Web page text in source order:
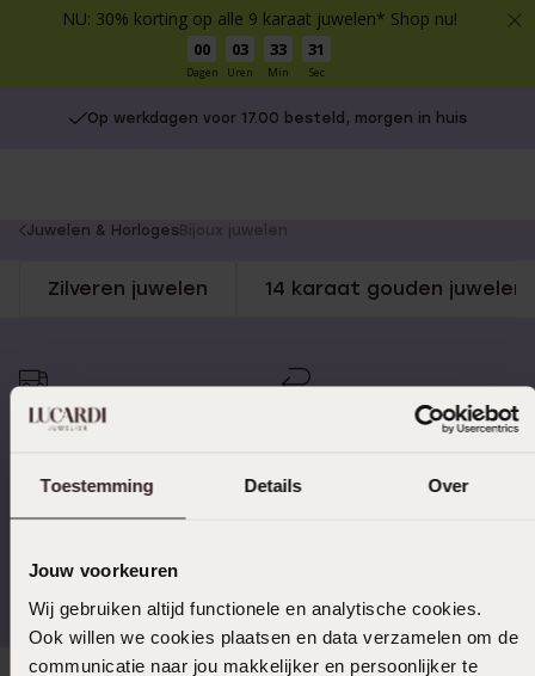
NU: 30% korting op alle 9 karaat juwelen* Shop nu!
00
Dagen
03
Uren
33
Min
31
Sec
Toestemming Details Over
Jouw voorkeuren
Wij gebruiken altijd functionele en analytische cookies.
Ook willen we cookies plaatsen en data verzamelen om de
communicatie naar jou makkelijker en persoonlijker te
Op werkdagen voor 17.00 besteld, morgen in huis
You
here:
Juwelen & HorlogesBijoux juwelen
Zilveren juwelen 14 karaat gouden juwelen
Op werkdagen voor 17.00
besteld, morgen in huis
14 dagen gratis
Gratis verzending vanaf